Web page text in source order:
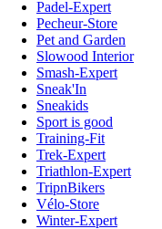
Padel-Expert
Pecheur-Store
Pet and Garden
Slowood Interior
Smash-Expert
Sneak'In
Sneakids
Sport is good
Training-Fit
Trek-Expert
Triathlon-Expert
TripnBikers
Vélo-Store
Winter-Expert